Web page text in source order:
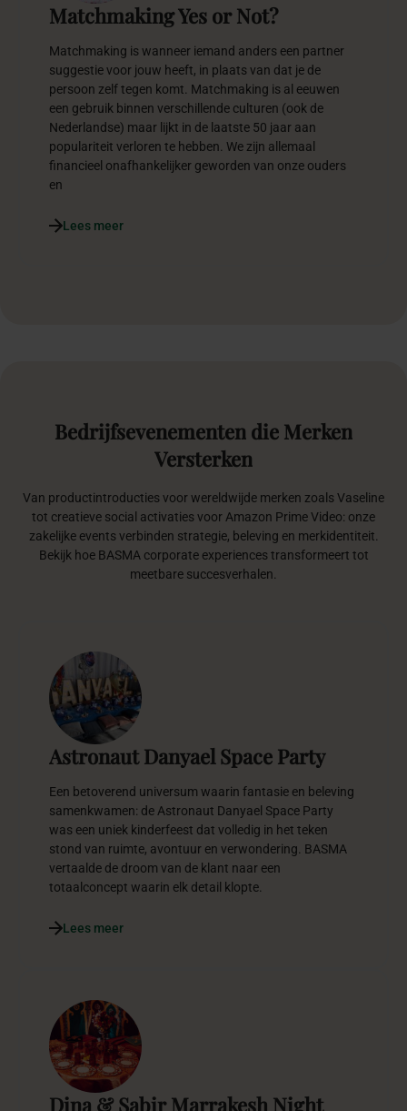
Matchmaking Yes or Not?
Matchmaking is wanneer iemand anders een partner
suggestie voor jouw heeft, in plaats van dat je de
persoon zelf tegen komt. Matchmaking is al eeuwen
een gebruik binnen verschillende culturen (ook de
Nederlandse) maar lijkt in de laatste 50 jaar aan
populariteit verloren te hebben. We zijn allemaal
financieel onafhankelijker geworden van onze ouders
en
Lees meer
Bedrijfsevenementen die Merken
Versterken
Van productintroducties voor wereldwijde merken zoals Vaseline
tot creatieve social activaties voor Amazon Prime Video: onze
zakelijke events verbinden strategie, beleving en merkidentiteit.
Bekijk hoe BASMA corporate experiences transformeert tot
meetbare succesverhalen.
Astronaut Danyael Space Party
Een betoverend universum waarin fantasie en beleving
samenkwamen: de Astronaut Danyael Space Party
was een uniek kinderfeest dat volledig in het teken
stond van ruimte, avontuur en verwondering. BASMA
vertaalde de droom van de klant naar een
totaalconcept waarin elk detail klopte.
Lees meer
Dina & Sabir Marrakesh Night